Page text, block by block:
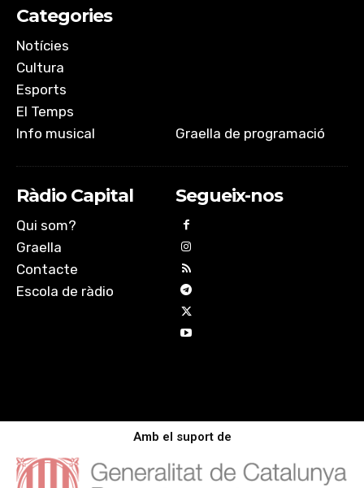
Categories
Notícies
Cultura
Esports
El Temps
Info musical
Graella de programació
Ràdio Capital
Qui som?
Graella
Contacte
Escola de ràdio
Segueix-nos
Amb el suport de